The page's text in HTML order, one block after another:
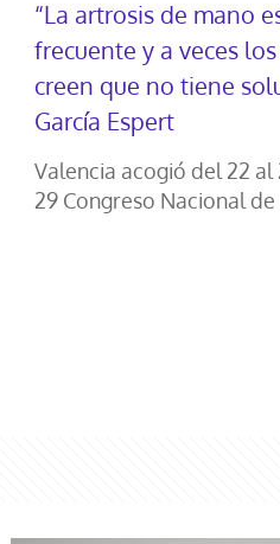
“La artrosis de mano
frecuente y a veces
creen que no tiene
García Espert
Valencia acogió del 22 al
29 Congreso Nacional de